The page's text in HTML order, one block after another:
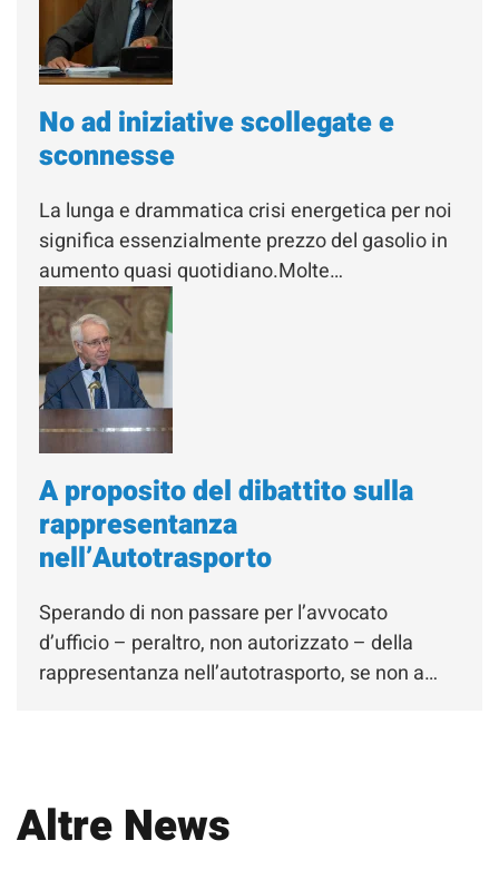
No ad iniziative scollegate e
sconnesse
La lunga e drammatica crisi energetica per noi
significa essenzialmente prezzo del gasolio in
aumento quasi quotidiano.Molte…
A proposito del dibattito sulla
rappresentanza
nell’Autotrasporto
Sperando di non passare per l’avvocato
d’ufficio – peraltro, non autorizzato – della
rappresentanza nell’autotrasporto, se non a…
Altre News